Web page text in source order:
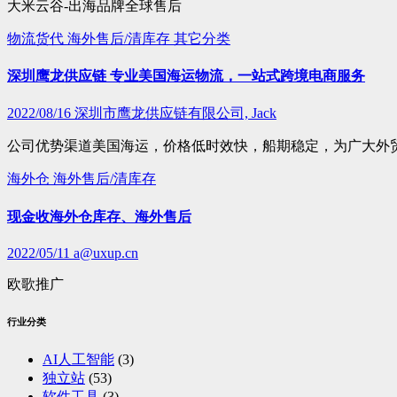
大米云谷-出海品牌全球售后
物流货代 海外售后/清库存 其它分类
深圳鹰龙供应链 专业美国海运物流，一站式跨境电商服务
2022/08/16 深圳市鹰龙供应链有限公司, Jack
公司优势渠道美国海运，价格低时效快，船期稳定，为广大
海外仓 海外售后/清库存
现金收海外仓库存、海外售后
2022/05/11 a@uxup.cn
欧歌推广
行业分类
AI人工智能 (3)
独立站 (53)